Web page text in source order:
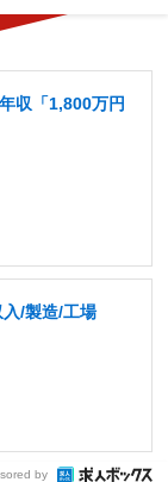
収「1,800万円
入/製造/工場
by